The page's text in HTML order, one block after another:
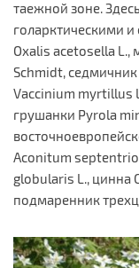
таежной зоне.
голарктическими
Oxalis acetosella L.,
Schmidt,
Vaccinium myrtillus
грушанки Pyrola
Aconitum
globularis L., цинна
подмаренник